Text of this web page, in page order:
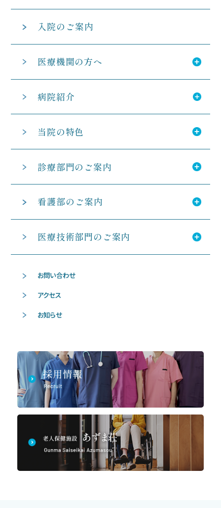
入院のご案内
医療機関の方へ
病院紹介
当院の特色
診療部門のご案内
看護部のご案内
医療技術部門のご案内
お問い合わせ
アクセス
お知らせ